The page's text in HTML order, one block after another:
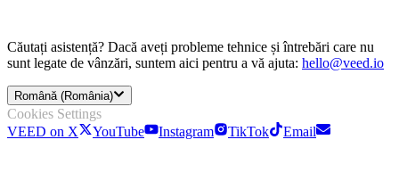
Căutați asistență? Dacă aveți probleme tehnice și întrebări care nu
sunt legate de vânzări, suntem aici pentru a vă ajuta: hello@veed.io
Română (România)
Cookies Settings
VEED on X
YouTube Instagram TikTok Email